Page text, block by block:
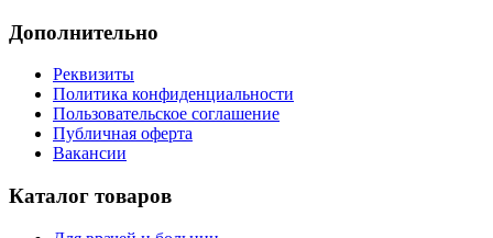
Дополнительно
Реквизиты
Политика конфиденциальности
Пользовательское соглашение
Публичная оферта
Вакансии
Каталог товаров